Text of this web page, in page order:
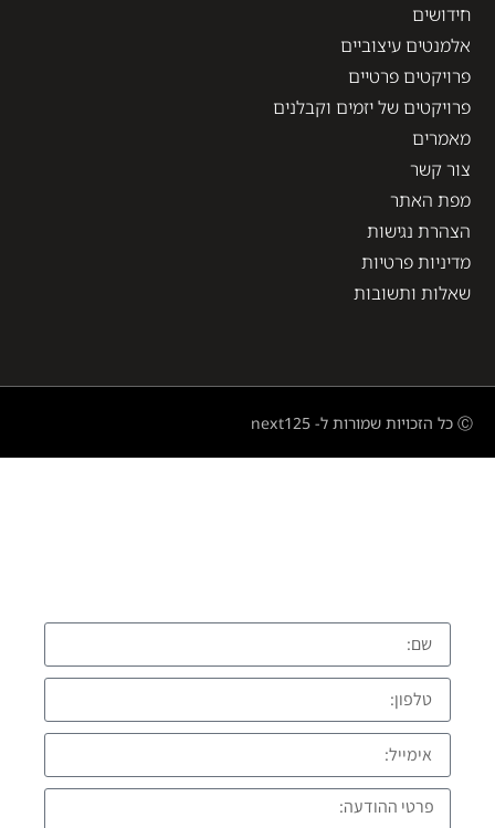
חידושים
אלמנטים עיצוביים
פרויקטים פרטיים
פרויקטים של יזמים וקבלנים
מאמרים
צור קשר
מפת האתר
הצהרת נגישות
מדיניות פרטיות
שאלות ותשובות
Ⓒ כל הזכויות שמורות ל- next125